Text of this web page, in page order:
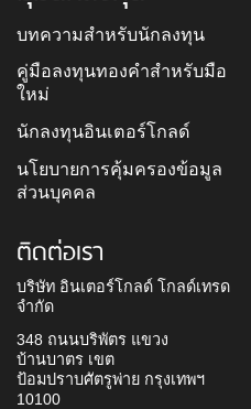
บทความสำหรับนักลงทุน
คู่มือลงทุนทองคำสำหรับมือ
ใหม่
นักลงทุนอินเตอร์โกลด์
นโยบายการคุ้มครองข้อมูล
ส่วนบุคคล
ติดต่อเรา
บริษัท อินเตอร์โกลด์ โกลด์เทรด
จำกัด
348 ถนนบริพัตร แขวง
บ้านบาตร เขต
ป้อมปราบศัตรูพ่าย กรุงเทพฯ
10100